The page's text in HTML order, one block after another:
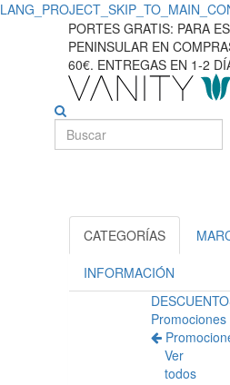
Descubra
cuidados
com
pediculose
soluciones
PORTES GRATIS: PARA
PENINSULAR EN
60€. ENTREGAS EN 1-2
CATEGORÍAS
INFORMACIÓN
Promociones
Ver
todos